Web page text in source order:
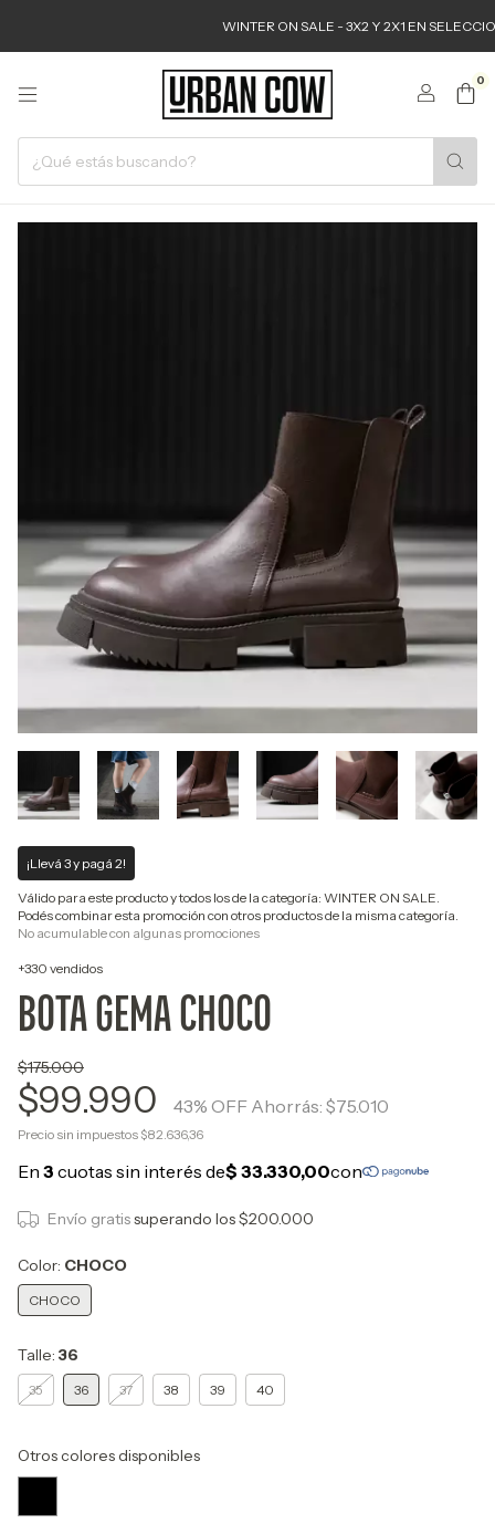
WINTER ON SALE - 3X2 Y 2X1 EN
0
¡Llevá 3 y pagá 2!
Válido para este producto y todos los de la categoría: WINTER ON SALE.
Podés combinar esta promoción con otros productos de la misma categoría.
No acumulable con algunas promociones
+330 vendidos
BOTA GEMA CHOCO
$175.000
$99.990 43% OFF Ahorrás: $75.010
Precio sin impuestos $82.636,36
Envío gratissuperando los$200.000
Color: CHOCO
CHOCO
Talle: 36
35 36 37 38 39 40
Otros colores disponibles